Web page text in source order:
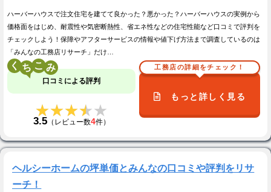
ハーバーハウスで注文住宅を建てて良かった？悪かった？ハーバーハウスの実例から
価格面をはじめ、耐震性や気密断熱性、省エネ性などの住宅性能など口コミで評判を
チェックしよう！保障やアフターサービスの情報や値下げ方法まで調査しているのは
「みんなの工務店リサーチ」だけ…
く こ
口コミによる評判
★★★★★
★★★★★
3.5（レビュー数4件）
工務店の詳細をチェック！
もっと詳しく見る
ヘルシーホームの坪単価とみんなの口コミや評判をリサ
ーチ！